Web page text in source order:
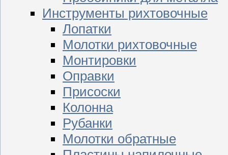
Инструменты рихтовочные
Лопатки
Молотки рихтовочные
Монтировки
Оправки
Присоски
Колонна
Рубанки
Молотки обратные